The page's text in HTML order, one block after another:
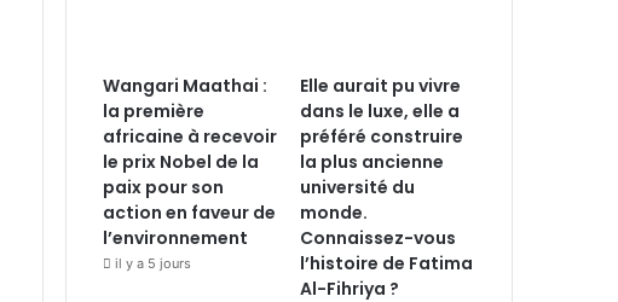
Wangari Maathai :
la première
africaine à recevoir
le prix Nobel de la
paix pour son
action en faveur de
l’environnement
il y a 5 jours
Elle aurait pu vivre
dans le luxe, elle a
préféré construire
la plus ancienne
université du
monde.
Connaissez-vous
l’histoire de Fatima
Al-Fihriya ?